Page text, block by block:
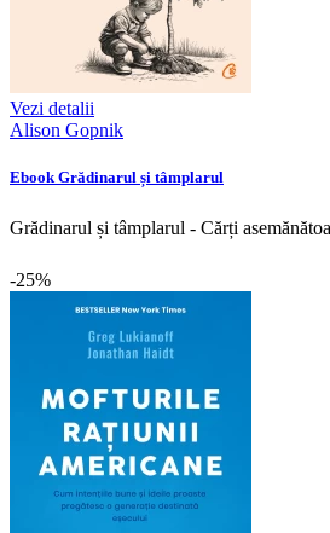
Vezi detalii
Alison Gopnik
Ebook Grădinarul și tâmplarul
Grădinarul și tâmplarul - Cărți
-25%